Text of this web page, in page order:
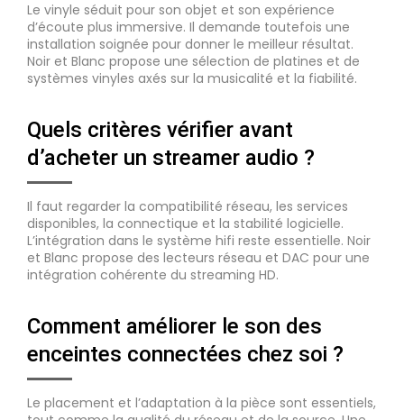
Le vinyle séduit pour son objet et son expérience
d’écoute plus immersive. Il demande toutefois une
installation soignée pour donner le meilleur résultat.
Noir et Blanc propose une sélection de platines et de
systèmes vinyles axés sur la musicalité et la fiabilité.
Quels critères vérifier avant
d’acheter un streamer audio ?
Il faut regarder la compatibilité réseau, les services
disponibles, la connectique et la stabilité logicielle.
L’intégration dans le système hifi reste essentielle. Noir
et Blanc propose des lecteurs réseau et DAC pour une
intégration cohérente du streaming HD.
Comment améliorer le son des
enceintes connectées chez soi ?
Le placement et l’adaptation à la pièce sont essentiels,